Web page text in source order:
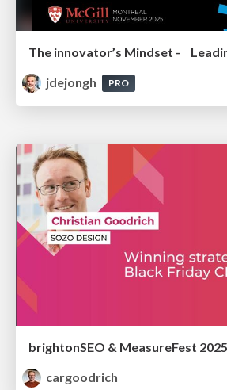
jdejongh
PRO
cargoodrich